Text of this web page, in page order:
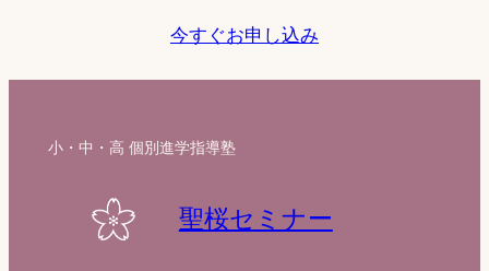
今すぐお申し込み
小・中・高 個別進学指導塾
聖桜セミナー